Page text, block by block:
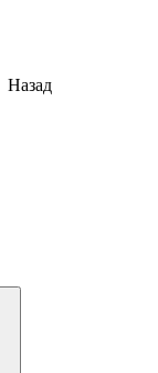
Назад